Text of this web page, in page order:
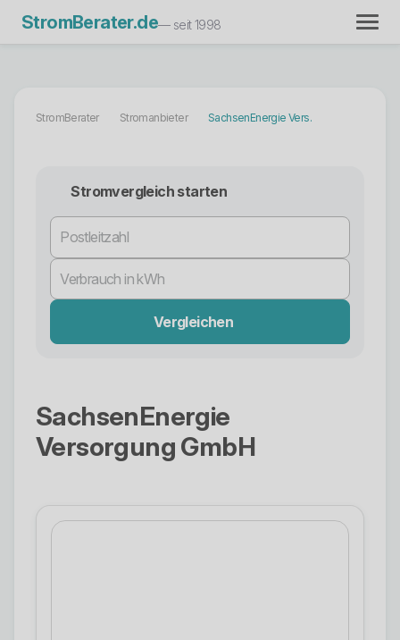
StromBerater.de— seit 1998
StromBerater Stromanbieter SachsenEnergie Vers.
Stromvergleich starten
Vergleichen
SachsenEnergie
Versorgung GmbH